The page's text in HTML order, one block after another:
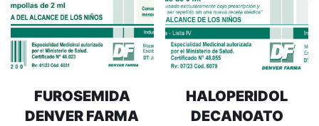
FUROSEMIDA
DENVER FARMA
HALOPERIDOL
DECANOATO